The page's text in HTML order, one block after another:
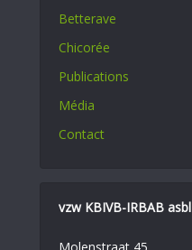
Betterave
Chicorée
Publications
Média
Contact
vzw KBIVB-IRBAB asbl